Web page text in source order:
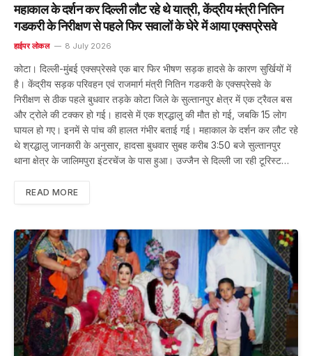
महाकाल के दर्शन कर दिल्ली लौट रहे थे यात्री, केंद्रीय मंत्री नितिन
गडकरी के निरीक्षण से पहले फिर सवालों के घेरे में आया एक्सप्रेसवे
हाईपर लोकल 8 July 2026
कोटा। दिल्ली-मुंबई एक्सप्रेसवे एक बार फिर भीषण सड़क हादसे के कारण सुर्खियों में
है। केंद्रीय सड़क परिवहन एवं राजमार्ग मंत्री नितिन गडकरी के एक्सप्रेसवे के
निरीक्षण से ठीक पहले बुधवार तड़के कोटा जिले के सुल्तानपुर क्षेत्र में एक ट्रैवल बस
और ट्रोले की टक्कर हो गई। हादसे में एक श्रद्धालु की मौत हो गई, जबकि 15 लोग
घायल हो गए। इनमें से पांच की हालत गंभीर बताई गई। महाकाल के दर्शन कर लौट रहे
थे श्रद्धालु जानकारी के अनुसार, हादसा बुधवार सुबह करीब 3:50 बजे सुल्तानपुर
थाना क्षेत्र के जालिमपुरा इंटरचेंज के पास हुआ। उज्जैन से दिल्ली जा रही टूरिस्ट…
READ MORE